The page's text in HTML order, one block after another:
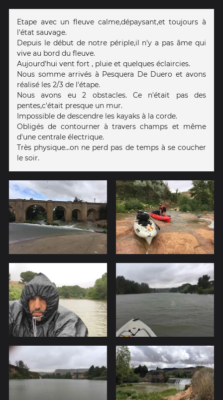
Etape avec un fleuve calme,dépaysant,et toujours à
l'état sauvage.
Depuis le début de notre périple,il n'y a pas âme qui
vive au bord du fleuve.
Aujourd'hui vent fort , pluie et quelques éclaircies.
Nous somme arrivés à Pesquera De Duero et avons
réalisé les 2/3 de l'étape.
Nous avons eu 2 obstacles. Ce n'était pas des
pentes,c'était presque un mur.
Impossible de descendre les kayaks à la corde.
Obligés de contourner à travers champs et même
d'une centrale électrique.
Très physique...on ne perd pas de temps à se coucher
le soir.